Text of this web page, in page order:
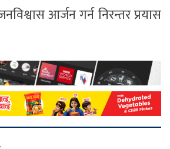
आर्जन गर्न निरन्तर प्रयास